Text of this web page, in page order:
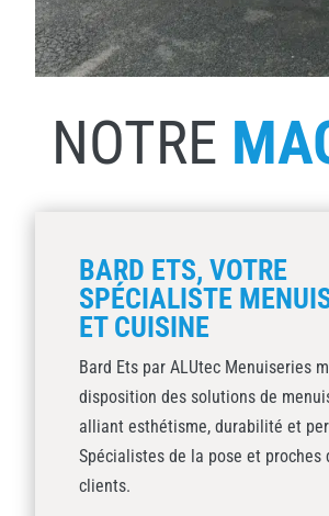
NOTRE
BARD ETS, VOTRE
SPÉCIALISTE
ET CUISINE
Bard Ets par ALUtec Menuiseries
disposition des solutions de
alliant esthétisme, durabilité et
Spécialistes de la pose et proches
clients.